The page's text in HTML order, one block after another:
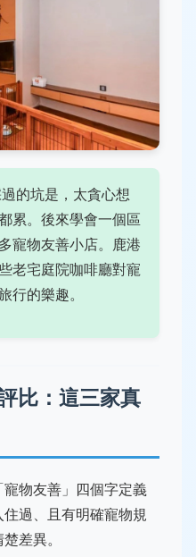
的坑是，太貪心想
累。後來學會一個區
寵物友善小店。鹿港
老宅庭院咖啡廳對寵
行的樂趣。
比：這三家真
物友善」四個字定義
過、且有明確寵物規
差異。